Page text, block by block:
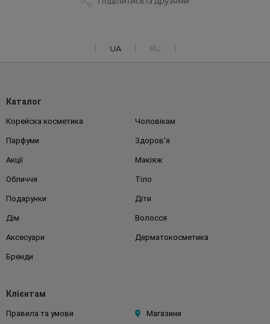
UA RU
Каталог
Корейска косметика Чоловікам
Парфуми Здоров'я
Акції Макіяж
Обличчя Тіло
Подарунки Діти
Дім Волосся
Аксесуари Дерматокосметика
Бренди
Клієнтам
Правила та умови Магазини